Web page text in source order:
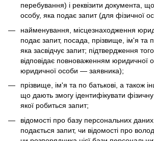
перебування) і реквізити документа,
особу, яка подає запит (для фізичної
найменування, місцезнаходження
подає запит, посада, прізвище, ім'я та
яка засвідчує запит; підтвердження
відповідає повноваженням юридичної
юридичної особи — заявника);
прізвище, ім'я та по батькові, а також
що дають змогу ідентифікувати
якої робиться запит;
відомості про базу персональних
подається запит, чи відомості про